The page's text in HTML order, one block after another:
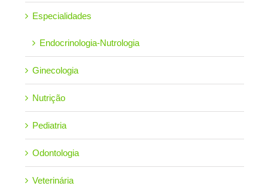
Especialidades
Endocrinologia-Nutrologia
Ginecologia
Nutrição
Pediatria
Odontologia
Veterinária